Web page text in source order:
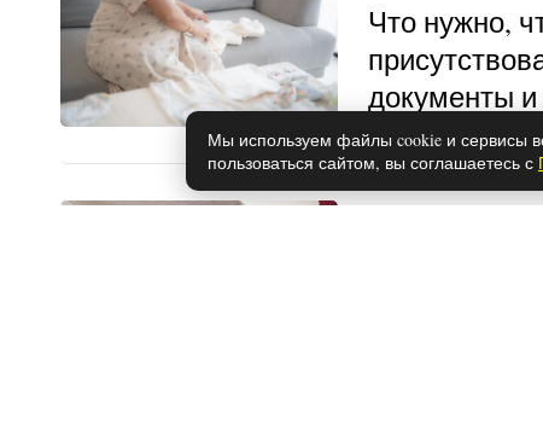
Что нужно,
документы и
28 мая 2026
Мы используем файлы cookie и сервисы
пользоваться сайтом, вы соглашаетесь с